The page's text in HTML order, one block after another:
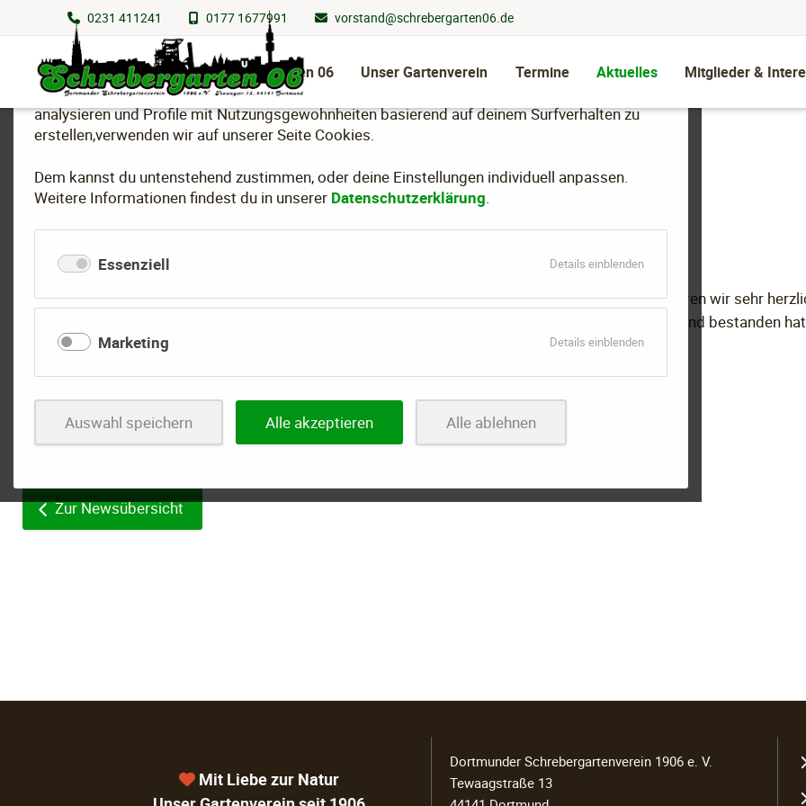
Wir nutzen Cookies
Um essenzielle Funktionen dieser Webseite bereitzustellen, dein Nutzungsverhalten zu
analysieren und Profile mit Nutzungsgewohnheiten basierend auf deinem Surfverhalten zu
erstellen,verwenden wir auf unserer Seite Cookies.
Dem kannst du untenstehend zustimmen, oder deine Einstellungen individuell anpassen.
Weitere Informationen findest du in unserer Datenschutzerklärung.
Essenziell Details einblendenfür
Marketing Details einblendenfür
Auswahl speichern Alle akzeptieren Alle ablehnen
0231 411241 0177 1677991 vorstand@schrebergarten06.de
Schrebergarten 06 Unser Gartenverein Termine Aktuelles Mitglieder &
Navigation
überspringen
Fachberaterprüfung bestanden
Unser Gartenfreund Udo Steinert (Garten 85) hat die Fachberaterprüfung bestanden. Dazu gratulieren wir sehr
Mit Udo haben wir jetzt bereits das 7. aktive Vereinsmitglied, das diese Prüfung beim Landesverband bestanden
Zur Newsübersicht
Mit Liebe zur Natur
Dortmunder Schrebergartenverein 1906 e. V.
Tewaagstraße 13